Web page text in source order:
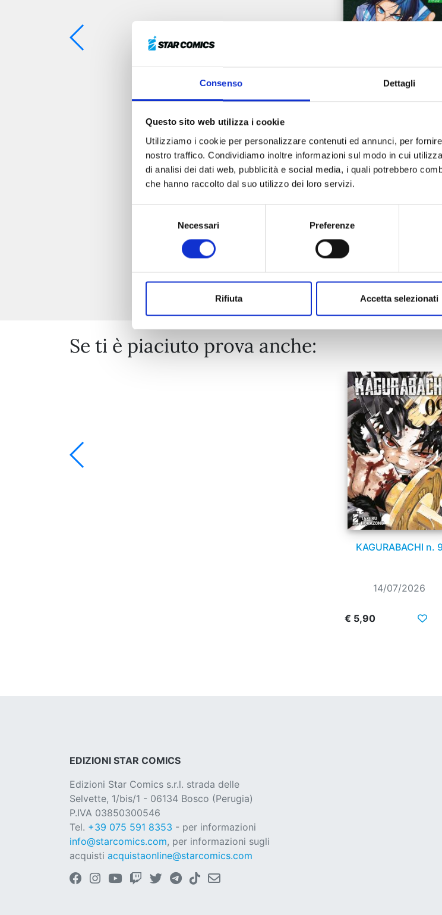
Consenso Dettagli
Questo sito web utilizza i cookie
Utilizziamo i cookie per personalizzare contenuti ed annunci, per
nostro traffico. Condividiamo inoltre informazioni sul modo in cui
di analisi dei dati web, pubblicità e social media, i quali potrebbero
che hanno raccolto dal suo utilizzo dei loro servizi.
Necessari Preferenze
Rifiuta Accetta selezionati
07/07/2026
€ 7,50
Mostra tutto
Se ti è piaciuto prova anche:
KAGURABACHI n.
14/07/2026
€ 5,90
EDIZIONI STAR COMICS
Edizioni Star Comics s.r.l. strada delle
Selvette, 1/bis/1 - 06134 Bosco (Perugia)
P.IVA 03850300546
Tel. +39 075 591 8353 - per informazioni
info@starcomics.com, per informazioni sugli
acquisti acquistaonline@starcomics.com